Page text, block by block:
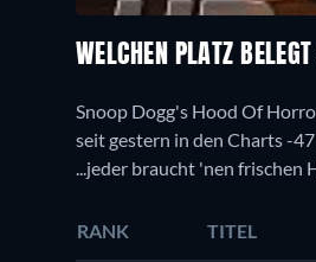
WELCHEN PLATZ
Snoop Dogg's Hood Of
seit gestern in den Charts -
...jeder braucht 'nen
RANK TITEL